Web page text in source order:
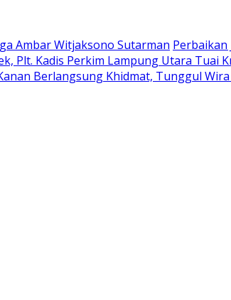
Ambar Witjaksono Sutarman Perbaikan
Plt. Kadis Perkim Lampung Utara Tuai
Berlangsung Khidmat, Tunggul